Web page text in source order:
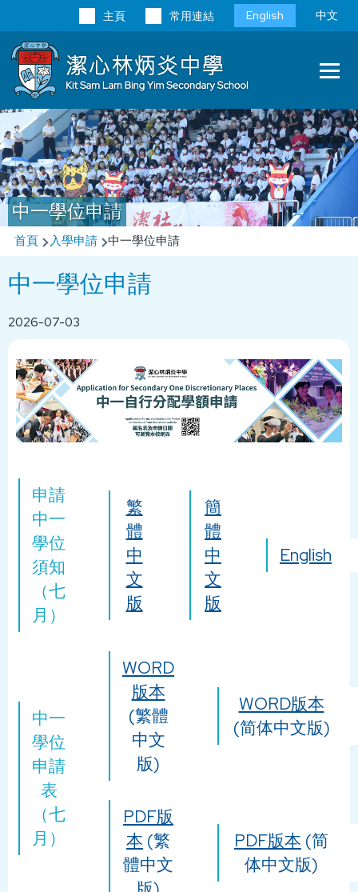
Language
switcher
English 中文
常用連結
主頁
中一學位申請
導
航
連
結
首頁 入學申請 中一學位申請
中一學位申請
2026-07-03
申請
中一
學位
須知
（七
月）
繁
體
中
文
版
簡
體
中
文
版
English
中一
學位
申請
表
（七
月）
WORD
版本
(繁體
中文
版)
WORD版本
(简体中文版)
PDF版
本 (繁
體中文
PDF版本 (简
体中文版)